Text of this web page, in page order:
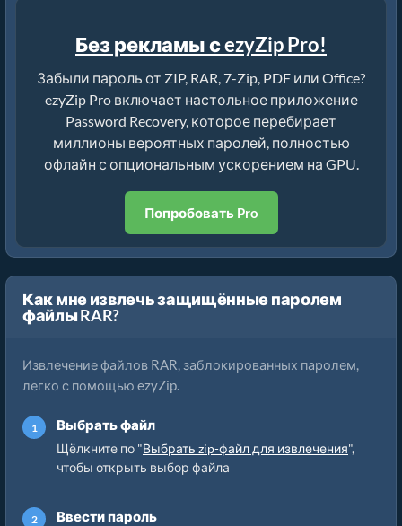
Без рекламы с ezyZip Pro!
Забыли пароль от ZIP, RAR, 7-Zip, PDF или Office?
ezyZip Pro включает настольное приложение
Password Recovery, которое перебирает
миллионы вероятных паролей, полностью
офлайн с опциональным ускорением на GPU.
Попробовать Pro
Как мне извлечь защищённые паролем
файлы RAR?
Извлечение файлов RAR, заблокированных паролем,
легко с помощью ezyZip.
Выбрать файл
Щёлкните по "Выбрать zip-файл для извлечения",
чтобы открыть выбор файла
Ввести пароль